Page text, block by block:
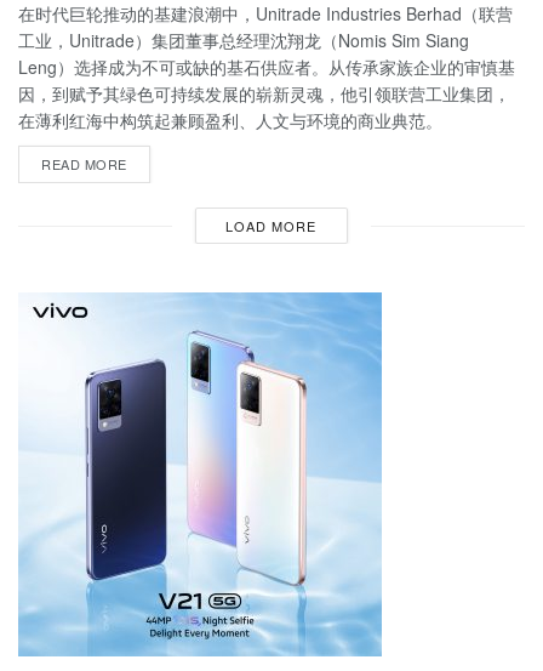
在时代巨轮推动的基建浪潮中，Unitrade Industries Berhad（联营
工业，Unitrade）集团董事总经理沈翔龙（Nomis Sim Siang
Leng）选择成为不可或缺的基石供应者。从传承家族企业的审慎基
因，到赋予其绿色可持续发展的崭新灵魂，他引领联营工业集团，
在薄利红海中构筑起兼顾盈利、人文与环境的商业典范。
READ MORE
LOAD MORE